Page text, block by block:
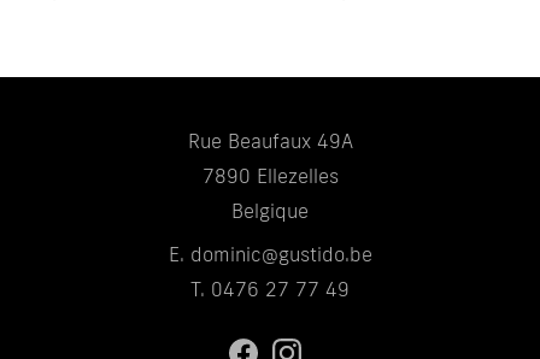
Rue Beaufaux 49A
7890 Ellezelles
Belgique
E. dominic@gustido.be
T. 0476 27 77 49